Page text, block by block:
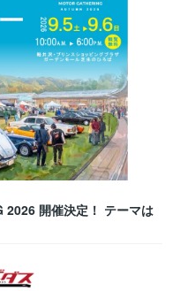
2026 開催決定！ テーマは